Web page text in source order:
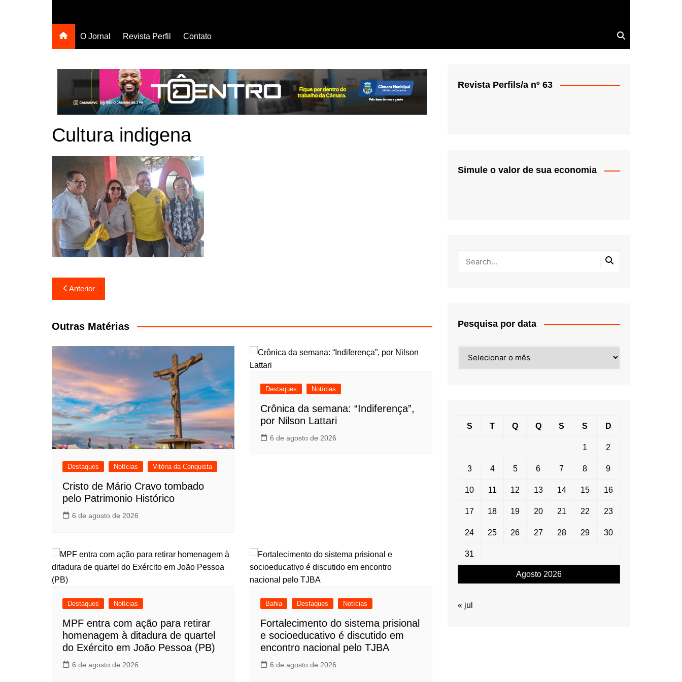
O Jornal Revista Perfil Contato
Cultura indigena
Navegação
de
Post
Anterior
Outras Matérias
Destaques Notícias Vitória da Conquista
Cristo de Mário Cravo tombado
pelo Patrimonio Histórico
6 de agosto de 2026
Destaques Notícias
Crônica da semana: “Indiferença”,
por Nilson Lattari
6 de agosto de 2026
Destaques Notícias
MPF entra com ação para retirar
homenagem à ditadura de quartel
do Exército em João Pessoa (PB)
6 de agosto de 2026
Bahia Destaques Notícias
Fortalecimento do sistema prisional
e socioeducativo é discutido em
encontro nacional pelo TJBA
6 de agosto de 2026
Revista Perfils/a nº 63
Simule o valor de sua economia
Pesquisa por data
por
Agosto 2026
S T Q Q S S D
1 2
3 4 5 6 7 8 9
10 11 12 13 14 15 16
17 18 19 20 21 22 23
24 25 26 27 28 29 30
31
« jul